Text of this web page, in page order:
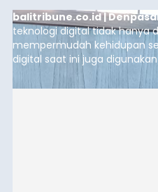
balitribune.co.id |
teknologi digital tidak hanya
mempermudah kehidupan
digital saat ini juga
dan mengelola data base
sekolah, salah satunya